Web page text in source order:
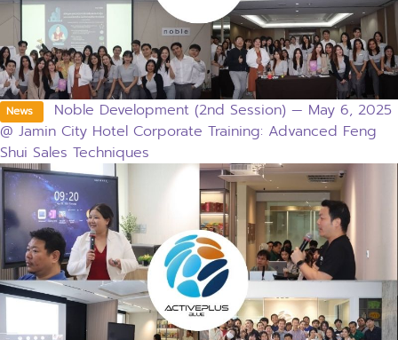
News
Noble Development (2nd Session) — May 6, 2025
@ Jamin City Hotel Corporate Training: Advanced Feng
Shui Sales Techniques